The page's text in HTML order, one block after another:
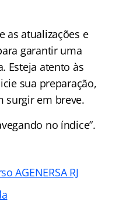
as atualizações e
garantir uma
Esteja atento às
sua preparação,
surgir em breve.
no índice”.
AGENERSA RJ